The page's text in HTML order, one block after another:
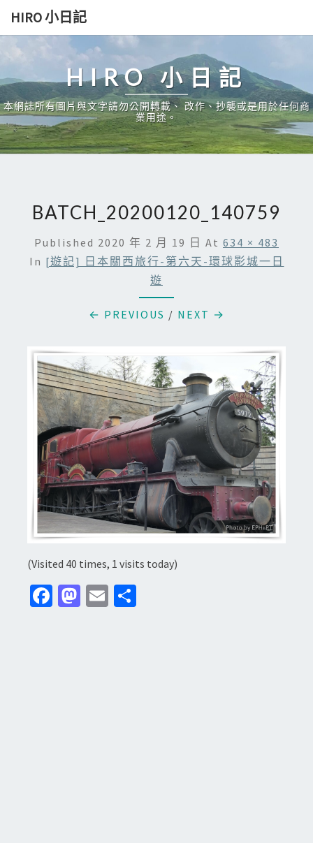
Skip
content
HIRO 小日記
HIRO 小日記
本網誌所有圖片與文字請勿公開轉載、 改作、抄襲或是用於任何商
業用途。
BATCH_20200120_140759
Published 2020 年 2 月 19 日 At 634 × 483
In [遊記] 日本關西旅行-第六天-環球影城一日
遊
← PREVIOUS / NEXT →
(Visited 40 times, 1 visits today)
Fa M E